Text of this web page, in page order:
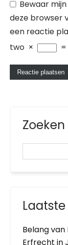
Bewaar
deze browser
een reactie
two × =
Zoeken
Belang
Erfrecht in